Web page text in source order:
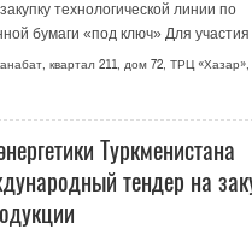
технологической линии по
бумаги «под ключ» Для участия
квартал 211, дом 72, ТРЦ
Туркменистана
тендер на